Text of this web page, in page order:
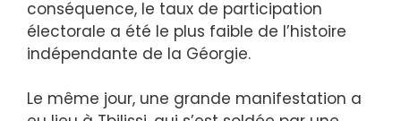
conséquence, le taux de participation
électorale a été le plus faible de l’histoire
indépendante de la Géorgie.
Le même jour, une grande manifestation a